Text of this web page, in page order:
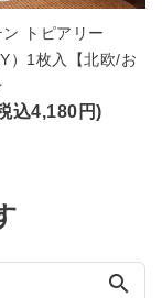
トピアリー
）1枚入【北欧/お
込4,180円)
search